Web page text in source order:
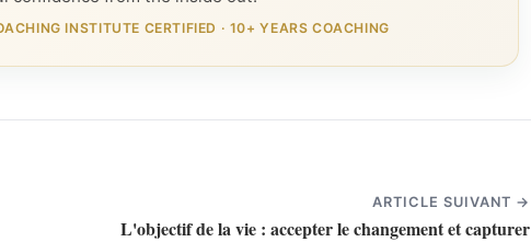
INSTITUTE CERTIFIED · 10+ YEARS COACHING
ARTICLE SUIVANT →
L'objectif de la vie : accepter le changement et capturer